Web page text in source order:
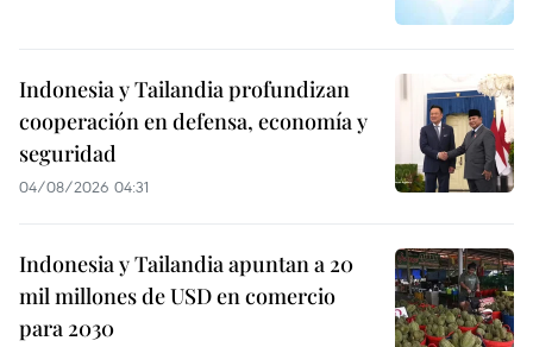
Indonesia y Tailandia profundizan
cooperación en defensa, economía y
seguridad
04/08/2026 04:31
Indonesia y Tailandia apuntan a 20
mil millones de USD en comercio
para 2030